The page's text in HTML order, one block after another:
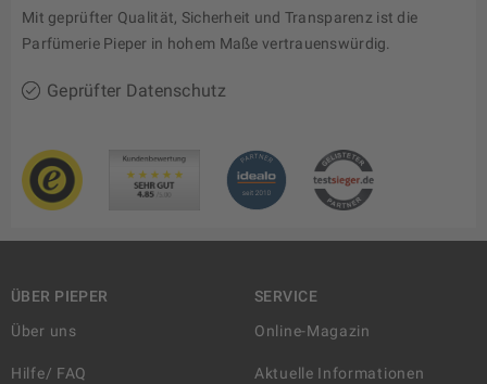
Mit geprüfter Qualität, Sicherheit und Transparenz ist die
Parfümerie Pieper in hohem Maße vertrauenswürdig.
Geprüfter Datenschutz
ÜBER PIEPER
Über uns
Hilfe/ FAQ
SERVICE
Online-Magazin
Aktuelle Informationen